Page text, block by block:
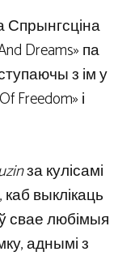
Спрынгсціна
Dreams» па
з ім у
Freedom» і
за кулісамі
каб выклікаць
свае любімыя
аднымі з